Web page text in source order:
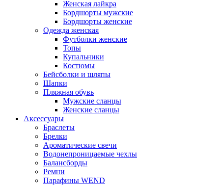
Женская лайкра
Бордшорты мужские
Бордшорты женские
Одежда женская
Футболки женские
Топы
Купальники
Костюмы
Бейсболки и шляпы
Шапки
Пляжная обувь
Мужские сланцы
Женские сланцы
Аксессуары
Браслеты
Брелки
Ароматические свечи
Водонепроницаемые чехлы
Балансборды
Ремни
Парафины WEND